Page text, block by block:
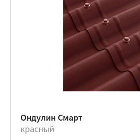
Ондулин Смарт
красный